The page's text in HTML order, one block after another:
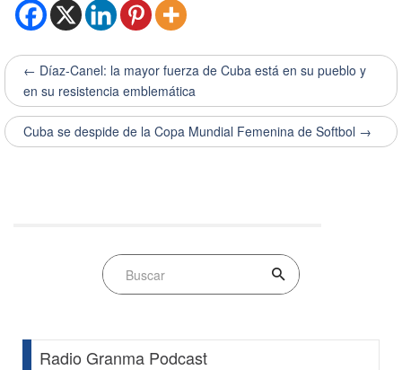
← Díaz-Canel: la mayor fuerza de Cuba está en su pueblo y
en su resistencia emblemática
Cuba se despide de la Copa Mundial Femenina de Softbol →
Radio Granma Podcast